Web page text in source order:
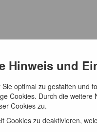
Hinweis und
optimal zu gestalten und
Cookies. Durch die weitere
Cookies zu.
Cookies zu deaktivieren,